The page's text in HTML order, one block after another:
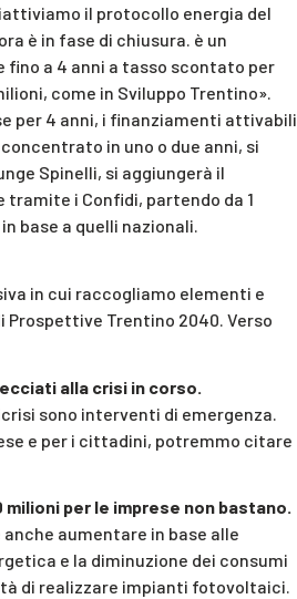
il protocollo energia del
è in fase di chiusura. è un
a 4 anni a tasso scontato per
come in Sviluppo Trentino».
per 4 anni, i finanziamenti attivabili
in uno o due anni, si
Spinelli, si aggiungerà il
i Confidi, partendo da 1
base a quelli nazionali.
in cui raccogliamo elementi e
Trentino 2040. Verso
alla crisi in corso.
sono interventi di emergenza.
e per i cittadini, potremmo citare
per le imprese non bastano.
aumentare in base alle
e la diminuzione dei consumi
di realizzare impianti fotovoltaici.